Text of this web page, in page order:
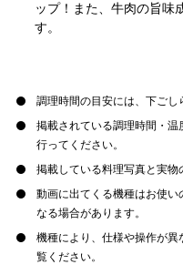
ップ！また、牛肉の旨味
す。
調理時間の目安には、下ごし
掲載されている調理時間・温
行ってください。
掲載している料理写真と実物
動画に出てくる機種はお使
なる場合があります。
機種により、仕様や操作が
覧ください。